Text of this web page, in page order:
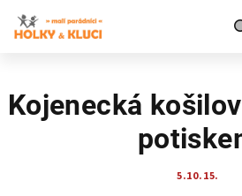
obsah
Kojenecká
5.10.15.